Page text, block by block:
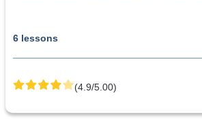
6 lessons
(4.9/5.00)